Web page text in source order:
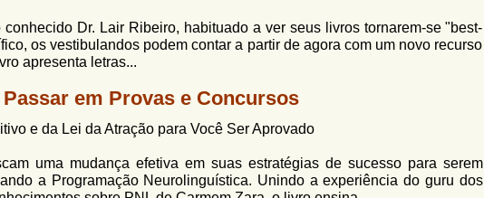
Dr. Lair Ribeiro, habituado a ver seus livros tornarem-se "best-
os vestibulandos podem contar a partir de agora com um novo recurso
apresenta letras...
em Provas e Concursos
e da Lei da Atração para Você Ser Aprovado
uma mudança efetiva em suas estratégias de sucesso para serem
a Programação Neurolinguística. Unindo a experiência do guru dos